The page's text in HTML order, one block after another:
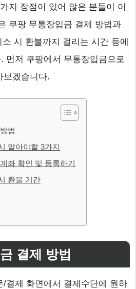
지 장점이 있어 많은 분들이 이
쿠팡 무통장입금 결제 방법과
시 환불까지 걸리는 시간 등에
먼저 쿠팡에서 무통장입금으로
보겠습니다.
법
알아야할 3가지
좌 확인 및 등록하기
환불 기간
결제 방법
/결제 화면에서 결제수단에 원하